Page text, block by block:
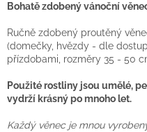
Bohatě zdobený vánoční
Ručně zdobený proutěný
(domečky, hvězdy - dle
přízdobami, rozměry 35 - 50
Použité rostliny jsou umělé,
vydrží krásný po mnoho let.
Každý věnec je mnou